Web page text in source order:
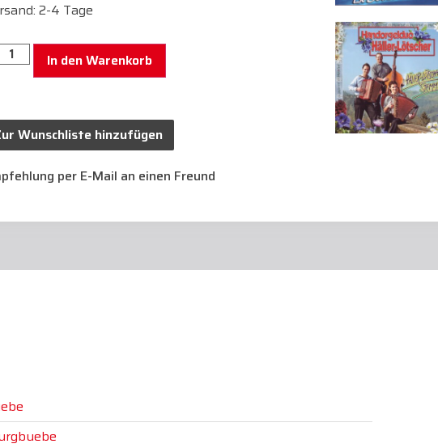
2-4 Tage
In den Warenkorb
Wunschliste hinzufügen
per E-Mail an einen Freund